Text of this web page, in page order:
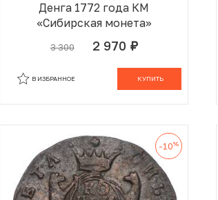
Денга 1772 года КМ
«Сибирская монета»
3 300 2 970 руб.
КУПИТЬ
В ИЗБРАННОЕ
-10%